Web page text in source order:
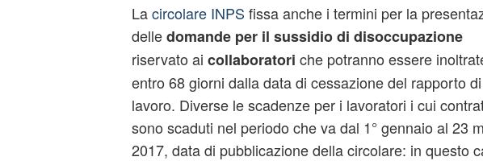
Lacircolare INPS fissa anche i termini per la
delledomande per il sussidio di disoccupazione
riservato ai collaboratori che potranno essere
entro 68 giorni dalla data di cessazione del rapporto di
lavoro. Diverse le scadenze per i lavoratori i cui
sono scaduti nel periodo che va dal 1° gennaio al 23
2017, data di pubblicazione della circolare: in questo